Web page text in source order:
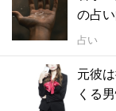
の占
占い
元彼
くる